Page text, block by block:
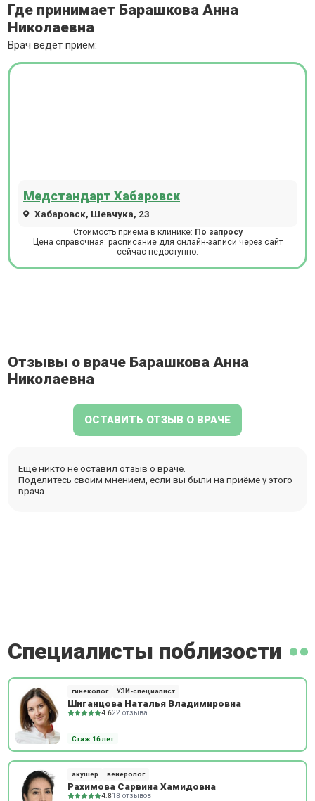
Где принимает Барашкова Анна
Николаевна
Врач ведёт приём:
Медстандарт Хабаровск
Хабаровск, Шевчука, 23
Стоимость приема в клинике: По запросу
Цена справочная: расписание для онлайн-записи через сайт
сейчас недоступно.
Отзывы о враче Барашкова Анна
Николаевна
ОСТАВИТЬ ОТЗЫВ О ВРАЧЕ
Еще никто не оставил отзыв о враче.
Поделитесь своим мнением, если вы были на приёме у этого
врача.
Специалисты поблизости
гинеколог УЗИ-специалист
Шиганцова Наталья Владимировна
4.622 отзыва
Стаж 16 лет
акушер венеролог
Рахимова Сарвина Хамидовна
4.818 отзывов